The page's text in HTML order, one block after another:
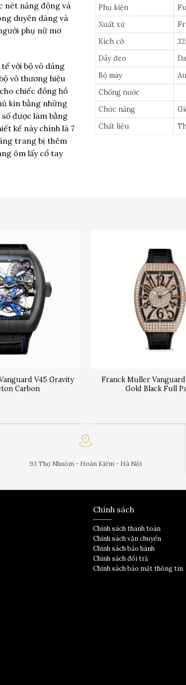
nét năng động và
duyên dáng và
phụ nữ mơ
với bộ vỏ dáng
vỏ thương hiệu
chiếc đồng hồ
kín bằng những
được làm bằng
kế này chính là 7
trang bị thêm
ôm lấy cổ tay
Phụ kiện
Xuất xứ
Kích cỡ
Dây đeo
Bộ máy
Chống nước
Chức năng
Chất liệu
V45 Gravity
Carbon
Franck Muller Vanguard
Gold Black Full
93 Thợ Nhuộm - Hoàn Kiếm - Hà Nội
Chính sách
Chính sách thanh toán
Chính sách vận chuyển
Chính sách bảo hành
Chính sách đổi trả
Chính sách bảo mật thông tin